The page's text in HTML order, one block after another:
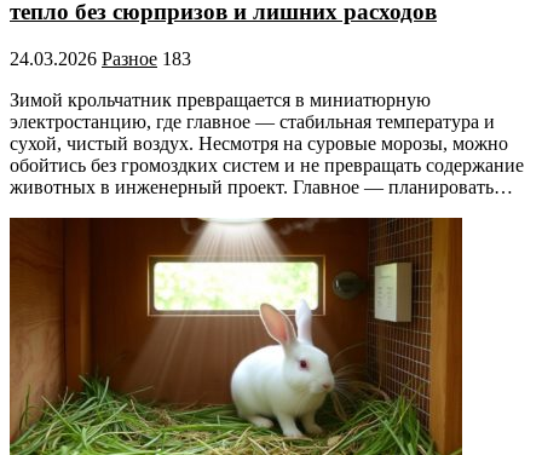
тепло без сюрпризов и лишних расходов
24.03.2026 Разное 183
Зимой крольчатник превращается в миниатюрную
электростанцию, где главное — стабильная температура и
сухой, чистый воздух. Несмотря на суровые морозы, можно
обойтись без громоздких систем и не превращать содержание
животных в инженерный проект. Главное — планировать…